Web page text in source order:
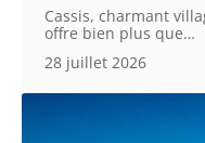
Cassis, charmant
offre bien plus que…
28 juillet 2026